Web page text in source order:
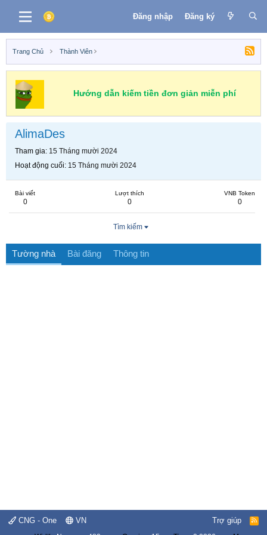
Đăng nhập Đăng ký
Trang Chủ Thành Viên
Hướng dẫn kiếm tiền đơn giản miễn phí
AlimaDes
Tham gia 15 Tháng mười 2024
Hoạt động cuối 15 Tháng mười 2024
Bài viết
0
Lượt thích
0
VNB Token
0
Tìm kiếm
Tường nhà Bài đăng Thông tin
CNG - One VN Trợ giúp
R